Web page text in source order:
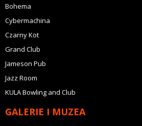
Bohema
Cybermachina
Czarny Kot
Grand Club
Jameson Pub
Jazz Room
KULA Bowling and Club
GALERIE I MUZEA